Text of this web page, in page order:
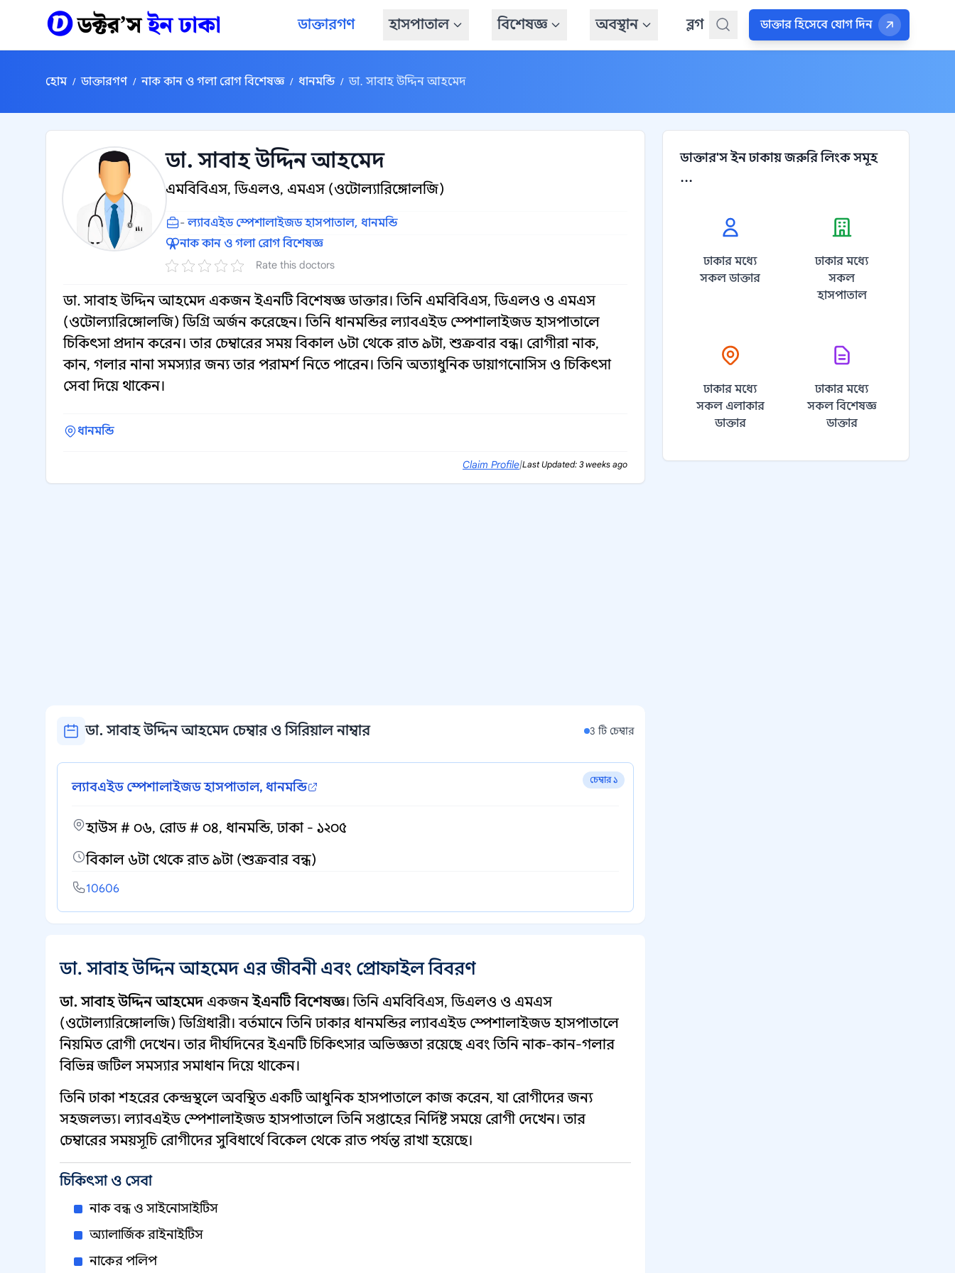
ডাক্তারগণ হাসপাতাল বিশেষজ্ঞ অবস্থান ব্লগ ডাক্তার হিসেবে যোগ দিন
হোম / ডাক্তারগণ / নাক কান ও গলা রোগ বিশেষজ্ঞ / ধানমন্ডি / ডা. সাবাহ উদ্দিন আহমেদ
ডা. সাবাহ উদ্দিন আহমেদ
এমবিবিএস, ডিএলও, এমএস (ওটোল্যারিঙ্গোলজি)
-ল্যাবএইড স্পেশালাইজড হাসপাতাল, ধানমন্ডি
নাক কান ও গলা রোগ বিশেষজ্ঞ
Rate this doctors
ডা. সাবাহ উদ্দিন আহমেদ একজন ইএনটি বিশেষজ্ঞ ডাক্তার। তিনি এমবিবিএস, ডিএলও ও এমএস
(ওটোল্যারিঙ্গোলজি) ডিগ্রি অর্জন করেছেন। তিনি ধানমন্ডির ল্যাবএইড স্পেশালাইজড হাসপাতালে
চিকিৎসা প্রদান করেন। তার চেম্বারের সময় বিকাল ৬টা থেকে রাত ৯টা, শুক্রবার বন্ধ। রোগীরা নাক,
কান, গলার নানা সমস্যার জন্য তার পরামর্শ নিতে পারেন। তিনি অত্যাধুনিক ডায়াগনোসিস ও চিকিৎসা
সেবা দিয়ে থাকেন।
ধানমন্ডি
Claim Profile|Last Updated: 3 weeks ago
ডা. সাবাহ উদ্দিন আহমেদ চেম্বার ও সিরিয়াল নাম্বার 3 টি চেম্বার
চেম্বার ১
ল্যাবএইড স্পেশালাইজড হাসপাতাল, ধানমন্ডি
হাউস # ০৬, রোড # ০৪, ধানমন্ডি, ঢাকা - ১২০৫
বিকাল ৬টা থেকে রাত ৯টা (শুক্রবার বন্ধ)
10606
ডা. সাবাহ উদ্দিন আহমেদ এর জীবনী এবং প্রোফাইল বিবরণ
ডা. সাবাহ উদ্দিন আহমেদএকজনইএনটি বিশেষজ্ঞ। তিনি এমবিবিএস, ডিএলও ও এমএস
(ওটোল্যারিঙ্গোলজি) ডিগ্রিধারী। বর্তমানে তিনি ঢাকার ধানমন্ডির ল্যাবএইড স্পেশালাইজড হাসপাতালে
নিয়মিত রোগী দেখেন। তার দীর্ঘদিনের ইএনটি চিকিৎসার অভিজ্ঞতা রয়েছে এবং তিনি নাক-কান-গলার
বিভিন্ন জটিল সমস্যার সমাধান দিয়ে থাকেন।
তিনি ঢাকা শহরের কেন্দ্রস্থলে অবস্থিত একটি আধুনিক হাসপাতালে কাজ করেন, যা রোগীদের জন্য
সহজলভ্য। ল্যাবএইড স্পেশালাইজড হাসপাতালে তিনি সপ্তাহের নির্দিষ্ট সময়ে রোগী দেখেন। তার
চেম্বারের সময়সূচি রোগীদের সুবিধার্থে বিকেল থেকে রাত পর্যন্ত রাখা হয়েছে।
চিকিৎসা ও সেবা
নাক বন্ধ ও সাইনোসাইটিস
অ্যালার্জিক রাইনাইটিস
নাকের পলিপ
ডাক্তার'স ইন ঢাকায় জরুরি লিংক সমূহ
...
ঢাকার মধ্যে
সকল ডাক্তার
ঢাকার মধ্যে
সকল
হাসপাতাল
ঢাকার মধ্যে
সকল এলাকার
ডাক্তার
ঢাকার মধ্যে
সকল বিশেষজ্ঞ
ডাক্তার